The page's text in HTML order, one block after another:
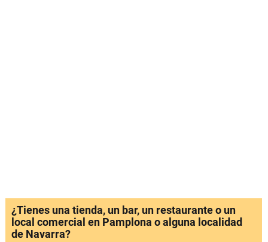
¿Tienes una tienda, un bar, un restaurante o un
local comercial en Pamplona o alguna localidad
de Navarra?